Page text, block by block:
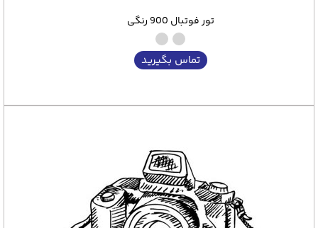
تور فوتبال 900 رنگی
تماس بگیرید